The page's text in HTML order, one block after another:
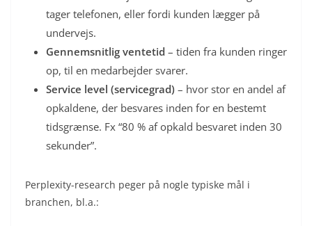
tager telefonen, eller fordi kunden lægger på
undervejs.
Gennemsnitlig ventetid – tiden fra kunden ringer
op, til en medarbejder svarer.
Service level (servicegrad) – hvor stor en andel af
opkaldene, der besvares inden for en bestemt
tidsgrænse. Fx “80 % af opkald besvaret inden 30
sekunder”.
Perplexity-research peger på nogle typiske mål i
branchen, bl.a.: